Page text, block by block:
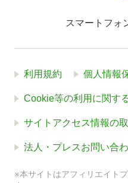
スマートフォ
利用規約 個人情報
Cookie等の利用に関す
サイトアクセス情報の
法人・プレスお問い合
※本サイトはアフィリエイト